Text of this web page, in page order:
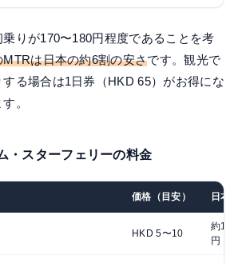
乗りが170〜180円程度であることを考
MTRは日本の約6割の安さです。観光で
る場合は1日券（HKD 65）がお得にな
。
・スターフェリーの料金
価格（目安） 日本円
HKD 5〜10
約105
円